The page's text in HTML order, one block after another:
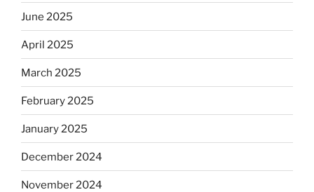
June 2025
April 2025
March 2025
February 2025
January 2025
December 2024
November 2024